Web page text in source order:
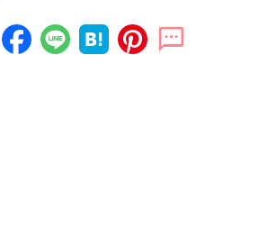
ばなくなったおもちゃについて、あなたが